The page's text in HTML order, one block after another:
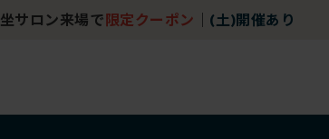
坐サロン来場で 限定クーポン (土)開催あり